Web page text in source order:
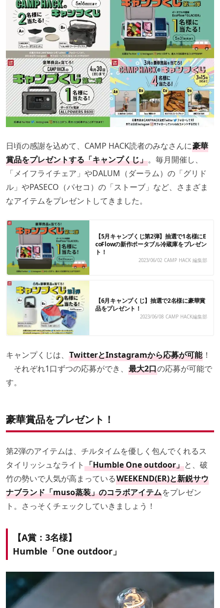
日頃の感謝を込めて、CAMP HACK読者のみなさんに豪華
賞品をプレゼントする「キャンプくじ」。毎月開催し、
「メイフライチェア」やDALUM（ダーラム）の「グリド
ル」やPASECO（パセコ）の「ストーブ」など、さまざま
なアイテムをプレゼントしてきました。
【5月キャンプくじ第2弾】抽選で1名様にE
coFlowの新作ポータブル冷蔵庫をプレゼン
ト！
2023/06/02 CAMP HACK 編集部
【6月キャンプくじ】抽選で2名様に豪華賞
品をプレゼント！
2023/06/08 CAMP HACK編集部
キャンプくじは、 TwitterとInstagramから応募が可能 ！
それぞれ1口ずつの応募ができ、 最大2口の応募が可能で
す。
豪華賞品をプレゼント！
第2弾のアイテムは、チルタイムを優しく包んでくれるス
タイリッシュなライト 「Humble One outdoor」と、破
竹の勢いで人気が高まっているWEEKEND(ER)と新鋭サウ
ナブランド「muso蒸装」のコラボアイテムをプレゼン
ト。さっそくチェックしていきましょう！
【A賞：3名様】
Humble「One outdoor」